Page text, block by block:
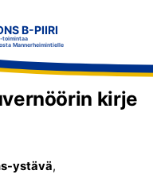
B-PIIRI
toimintaa
Mannerheimintielle
kirje
ystävä,